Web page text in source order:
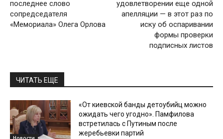
последнее слово
сопредседателя
«Мемориала» Олега Орлова
удовлетворении еще одной
апелляции — в этот раз по
иску об оспаривании
формы проверки
подписных листов
ЧИТАТЬ ЕЩЕ
«От киевской банды детоубийц можно
ожидать чего угодно». Памфилова
встретилась с Путиным после
жеребьевки партий